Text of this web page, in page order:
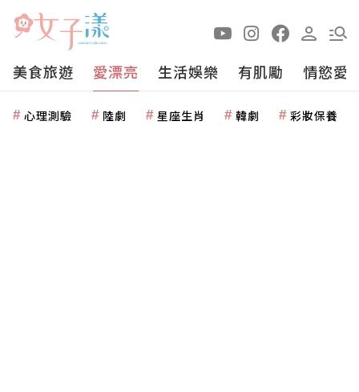
美食旅遊 愛漂亮 生活娛樂 有肌勵 情慾愛
心理測驗 陸劇 星座生肖 韓劇 彩妝保養